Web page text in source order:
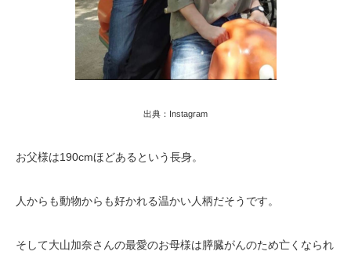
出典：Instagram
お父様は190cmほどあるという長身。
人からも動物からも好かれる温かい人柄だそうです。
そして大山加奈さんの最愛のお母様は膵臓がんのため亡くなられ